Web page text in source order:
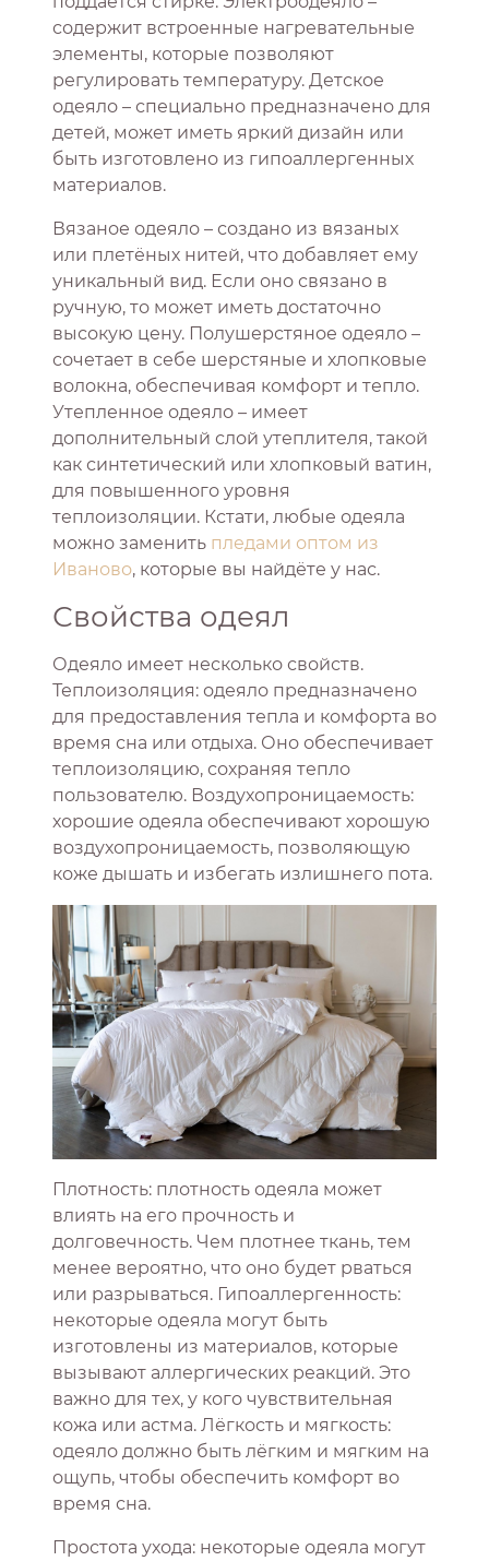
содержит встроенные нагревательные
элементы, которые позволяют
регулировать температуру. Детское
одеяло – специально предназначено для
детей, может иметь яркий дизайн или
быть изготовлено из гипоаллергенных
материалов.
Вязаное одеяло – создано из вязаных
или плетёных нитей, что добавляет ему
уникальный вид. Если оно связано в
ручную, то может иметь достаточно
высокую цену. Полушерстяное одеяло –
сочетает в себе шерстяные и хлопковые
волокна, обеспечивая комфорт и тепло.
Утепленное одеяло – имеет
дополнительный слой утеплителя, такой
как синтетический или хлопковый ватин,
для повышенного уровня
теплоизоляции. Кстати, любые одеяла
можно заменить пледами оптом из
Иваново, которые вы найдёте у нас.
Свойства одеял
Одеяло имеет несколько свойств.
Теплоизоляция: одеяло предназначено
для предоставления тепла и комфорта во
время сна или отдыха. Оно обеспечивает
теплоизоляцию, сохраняя тепло
пользователю. Воздухопроницаемость:
хорошие одеяла обеспечивают хорошую
воздухопроницаемость, позволяющую
коже дышать и избегать излишнего пота.
Плотность: плотность одеяла может
влиять на его прочность и
долговечность. Чем плотнее ткань, тем
менее вероятно, что оно будет рваться
или разрываться. Гипоаллергенность:
некоторые одеяла могут быть
изготовлены из материалов, которые
вызывают аллергических реакций. Это
важно для тех, у кого чувствительная
кожа или астма. Лёгкость и мягкость:
одеяло должно быть лёгким и мягким на
ощупь, чтобы обеспечить комфорт во
время сна.
Простота ухода: некоторые одеяла могут